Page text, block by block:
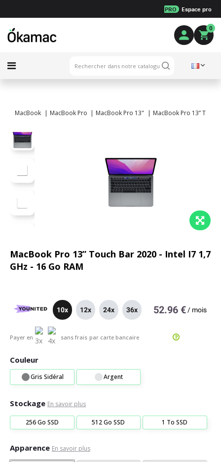
PRO Espace pro
0
MacBook MacBook Pro MacBook Pro 13" MacBook Pro 13”
MacBook Pro 13” Touch Bar 2020 - Intel I7 1,7
GHz - 16 Go RAM
10x 12x 24x 36x 52.96 € / mois
Payer en sans frais par carte bancaire
Couleur
Gris Sidéral Argent
Stockage En savoir plus
256 Go SSD 512 Go SSD 1 To SSD
Apparence En savoir plus